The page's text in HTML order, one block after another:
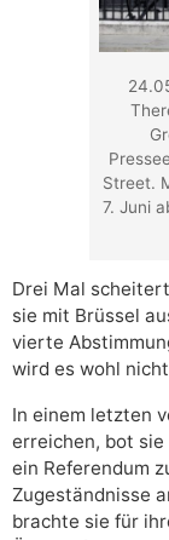
Street.
7. Juni
Drei Mal
sie mit Brüssel
vierte
wird es wohl
In einem letzten
erreichen, bot
ein Referendum
Zugeständnisse
brachte sie für